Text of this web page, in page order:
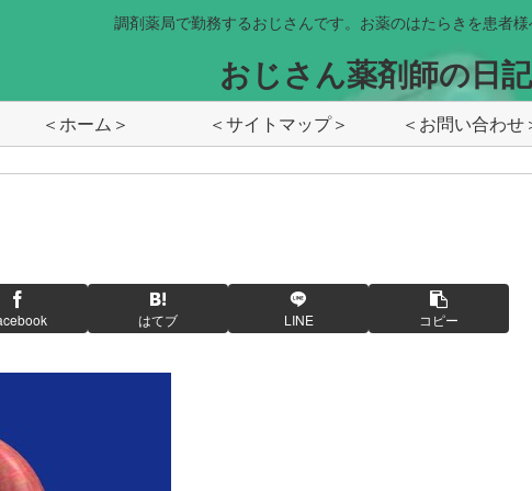
調剤薬局で勤務するおじさんです。お薬のはたらきを患者
おじさん薬剤師の日記
＜ホーム＞ ＜サイトマップ＞ ＜お問い合わせ
はてブ LINE コピー